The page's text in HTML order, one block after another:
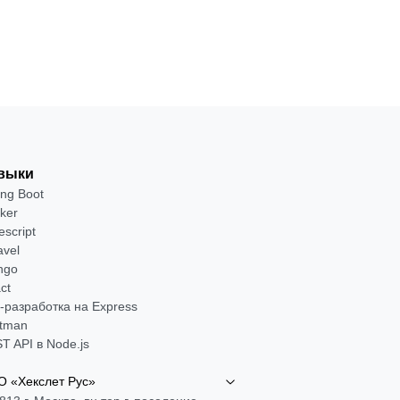
Boot
разработка на Express
API в Node.js
«Хекслет Рус»